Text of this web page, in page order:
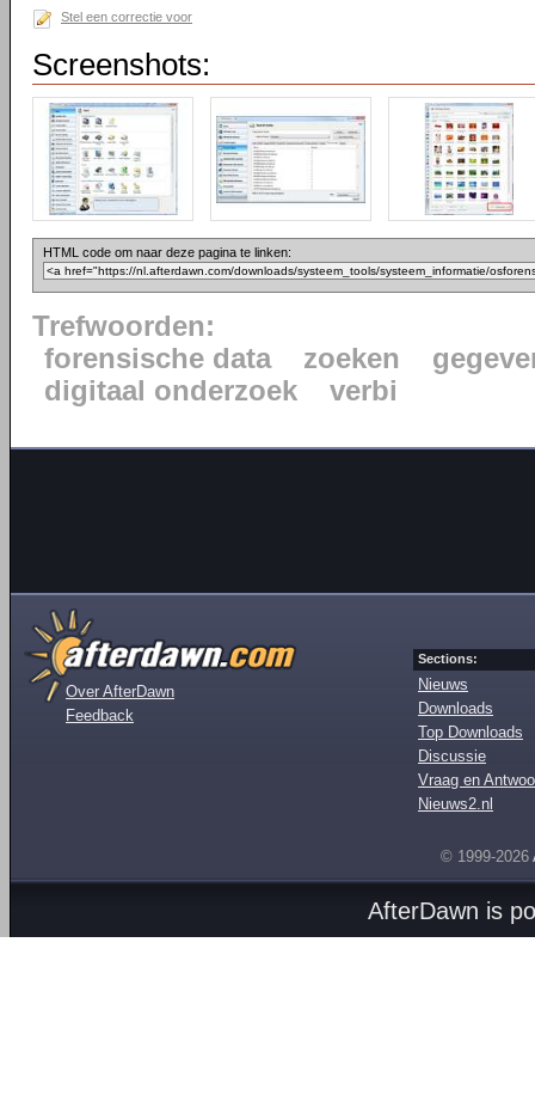
Stel een correctie voor
Screenshots:
HTML code om naar deze pagina te linken:
Trefwoorden:
forensische data
zoeken
digitaal onderzoek
verbi
Over AfterDawn
Feedback
Sections:
Nieuws
Downloads
Top Downloads
Discussie
Vraag en
Nieuws2.nl
© 1999-2026
AfterDawn is